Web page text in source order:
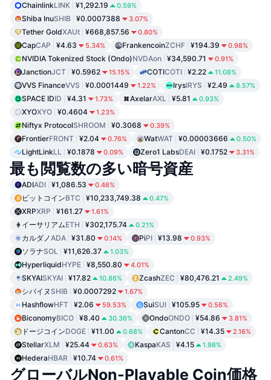
ChainlinkLINK ¥1,292.19 0.59%
Shiba InuSHIB ¥0.0007388 3.07%
Tether GoldXAUt ¥668,857.56 0.80%
CapCAP ¥4.63 5.34% FrankencoinZCHF ¥194.39 0.98%
NVIDIA Tokenized Stock (Ondo)NVDAon ¥34,590.71 0.91%
JanctionJCT ¥0.5962 15.15% COTICOTI ¥2.22 11.08%
VVS FinanceVVS ¥0.0001449 1.22% IrysIRYS ¥2.49 8.57%
SPACE IDID ¥4.31 1.73% AxelarAXL ¥5.81 0.93%
XYOXYO ¥0.4604 1.23%
Niftyx ProtocolSHROOM ¥0.3068 0.39%
FrontierFRONT ¥2.04 0.76% WatWAT ¥0.00003666 0.50%
LightLinkLL ¥0.1878 0.09% Zero1 LabsDEAI ¥0.1752 3.31%
最も閲覧数の多い暗号資産
ADIADI ¥1,086.53 0.46%
ビットコインBTC ¥10,233,749.38 0.47%
XRPXRP ¥161.27 1.61%
イーサリアムETH ¥302,175.74 0.21%
カルダノADA ¥31.80 0.14% PiPI ¥13.98 0.93%
ソラナSOL ¥11,626.37 1.03%
HyperliquidHYPE ¥8,550.80 4.01%
SKYAISKYAI ¥17.82 10.86% ZcashZEC ¥80,476.21 2.49%
シバイヌ SHIB ¥0.0007292 1.67%
HashflowHFT ¥2.06 59.53% SuiSUI ¥105.95 0.56%
BiconomyBICO ¥8.40 30.36% OndoONDO ¥54.86 3.81%
ドージコインDOGE ¥11.00 0.68% CantonCC ¥14.35 2.16%
StellarXLM ¥25.44 0.63% KaspaKAS ¥4.15 1.98%
HederaHBAR ¥10.74 0.61%
グローバルNon-Playable Coin価格